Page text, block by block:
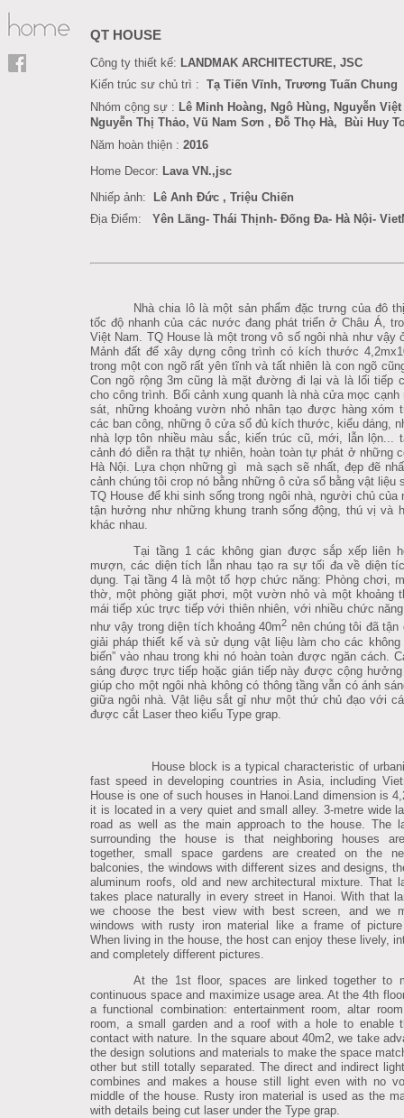
QT HOUSE
Công ty thiết kế: LANDMAK ARCHITECTURE, JSC
Kiến trúc sư chủ trì : Tạ Tiến Vĩnh, Trương Tuấn Chung
Nhóm cộng sự : Lê Minh Hoàng, Ngô Hùng, Nguyễn
Nguyễn Thị Thảo, Vũ Nam Sơn , Đỗ Thọ Hà,
Bùi Huy
Năm hoàn thiện : 2016
Home Decor: Lava VN.,jsc
Nhiếp ảnh:
Lê Anh Đức , Triệu Chiến
Địa Điểm: Yên Lãng- Thái Thịnh- Đống Đa- Hà Nội-
Nhà chia lô là một sản phẩm đặc trưng của đô
tốc độ nhanh của các nước đang phát triển ở Châu Á,
Việt Nam. TQ House là một trong vô số ngôi nhà như vậy
Mảnh đất để xây dựng công trình có kích thước
trong một con ngõ rất yên tĩnh và tất nhiên là con ngõ
Con ngõ rộng 3m cũng là mặt đường đi lại và là lối tiếp
cho công trình. Bối cảnh xung quanh là nhà cửa mọc cạnh
sát, những khoảng vườn nhỏ nhân tạo được hàng xóm
các ban công, những ô cửa sổ đủ kích thước, kiểu dáng,
nhà lợp tôn nhiều màu sắc, kiến trúc cũ, mới, lẫn lộn...
cảnh đó diễn ra thật tự nhiên, hoàn toàn tự phát ở những
Hà Nội. Lựa chọn những gì mà sạch sẽ nhất, đẹp đẽ
cảnh chúng tôi crop nó bằng những ô cửa sổ bằng vật liệu
TQ House để khi sinh sống trong ngôi nhà, người chủ của
tận hưởng như những khung tranh sống động, thú vị và
khác nhau.
Tại tầng 1 các không gian được sắp xếp liên
mượn, các diện tích lẫn nhau tạo ra sự tối đa về diện
dụng. Tại tầng 4 là một tổ hợp chức năng: Phòng chơi,
thờ, một phòng giặt phơi, một vườn nhỏ và một khoảng
mái tiếp xúc trực tiếp với thiên nhiên, với nhiều chức
như vậy trong diện tích khoảng 40m2 nên chúng tôi đã tận
giải pháp thiết kế và sử dụng vật liệu làm cho các không
biến” vào nhau trong khi nó hoàn toàn được ngăn cách.
sáng được trực tiếp hoặc gián tiếp này được cộng hưởng
giúp cho một ngôi nhà không có thông tầng vẫn có ánh
giữa ngôi nhà. Vật liệu sắt gỉ như một thứ chủ đạo với
được cắt Laser theo kiểu Type grap.
House block is a typical characteristic of
fast speed in developing countries in Asia, including
House is one of such houses in Hanoi.Land dimension is
it is located in a very quiet and small alley. 3-metre wide
road as well as the main approach to the house. The
surrounding the house is that neighboring houses
together, small space gardens are created on the
balconies, the windows with different sizes and designs,
aluminum roofs, old and new architectural mixture. That
takes place naturally in every street in Hanoi. With that
we choose the best view with best screen, and we
windows with rusty iron material like a frame of
When living in the house, the host can enjoy these lively,
and completely different pictures.
At the 1st floor, spaces are linked together to
continuous space and maximize usage area. At the 4th
a functional combination: entertainment room, altar
room, a small garden and a roof with a hole to enable
contact with nature. In the square about 40m2, we take
the design solutions and materials to make the space
other but still totally separated. The direct and indirect
combines and makes a house still light even with no
middle of the house. Rusty iron material is used as the
with details being cut laser under the Type grap.